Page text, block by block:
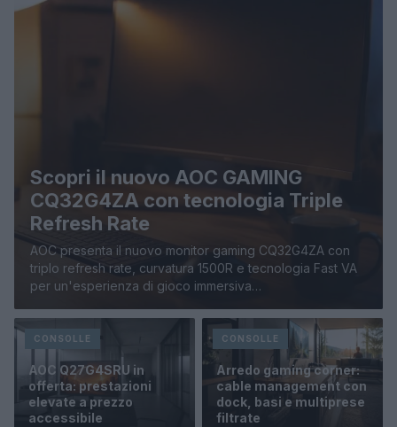
Scopri il nuovo AOC GAMING
CQ32G4ZA con tecnologia Triple
Refresh Rate
AOC presenta il nuovo monitor gaming CQ32G4ZA con
triplo refresh rate, curvatura 1500R e tecnologia Fast VA
per un'esperienza di gioco immersiva…
CONSOLLE
AOC Q27G4SRU in
offerta: prestazioni
elevate a prezzo
accessibile
CONSOLLE
Arredo gaming corner:
cable management con
dock, basi e multiprese
filtrate